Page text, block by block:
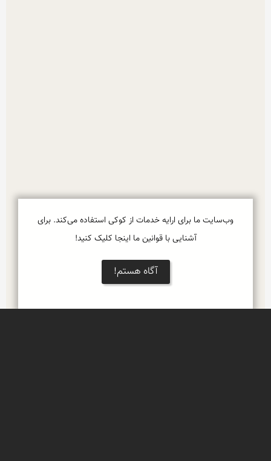
وب‌سایت ما برای ارایه خدمات از کوکی استفاده می‌کند. برای
آشنایی با قوانین ما اینجا کلیک کنید!
آگاه هستم!